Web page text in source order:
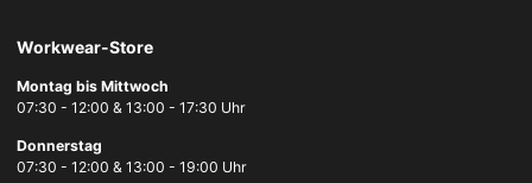
Workwear-Store
Montag bis Mittwoch
07:30 - 12:00 & 13:00 - 17:30 Uhr
Donnerstag
07:30 - 12:00 & 13:00 - 19:00 Uhr